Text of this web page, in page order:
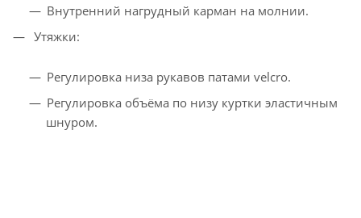
Внутренний нагрудный карман на молнии.
Утяжки:
Регулировка низа рукавов патами velcro.
Регулировка объёма по низу куртки эластичным
шнуром.